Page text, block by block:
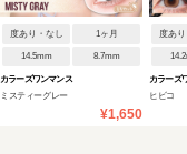
度あり・なし 1ヶ月
14.5mm 8.7mm
カラーズワンマンス
ミスティーグレー
¥1,650
度あ
カラーズ
ヒビコ